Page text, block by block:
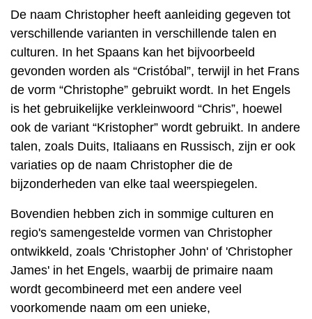
De naam Christopher heeft aanleiding gegeven tot
verschillende varianten in verschillende talen en
culturen. In het Spaans kan het bijvoorbeeld
gevonden worden als “Cristóbal”, terwijl in het Frans
de vorm “Christophe” gebruikt wordt. In het Engels
is het gebruikelijke verkleinwoord “Chris”, hoewel
ook de variant “Kristopher” wordt gebruikt. In andere
talen, zoals Duits, Italiaans en Russisch, zijn er ook
variaties op de naam Christopher die de
bijzonderheden van elke taal weerspiegelen.
Bovendien hebben zich in sommige culturen en
regio's samengestelde vormen van Christopher
ontwikkeld, zoals 'Christopher John' of 'Christopher
James' in het Engels, waarbij de primaire naam
wordt gecombineerd met een andere veel
voorkomende naam om een ​​unieke,